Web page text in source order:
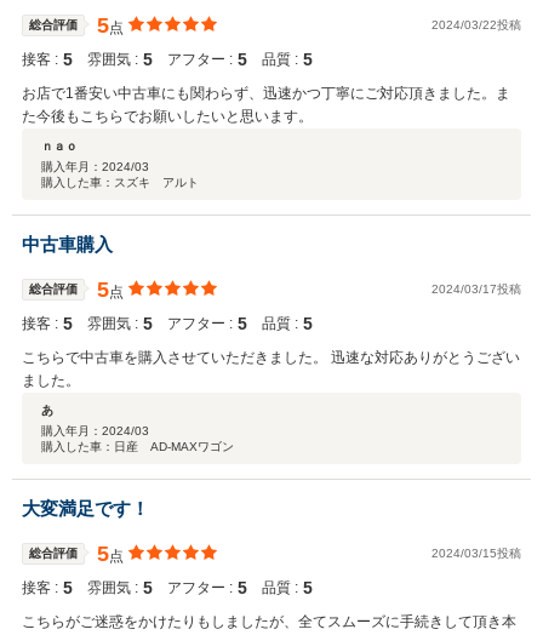
総合評価 5点 2024/03/22投稿
接客 : 5 雰囲気 : 5 アフター : 5 品質 : 5
お店で1番安い中古車にも関わらず、迅速かつ丁寧にご対応頂きました。ま
た今後もこちらでお願いしたいと思います。
ｎａｏ
購入年月： 2024/03
購入した車：スズキ アルト
中古車購入
総合評価 5点 2024/03/17投稿
接客 : 5 雰囲気 : 5 アフター : 5 品質 : 5
こちらで中古車を購入させていただきました。 迅速な対応ありがとうござい
ました。
あ
購入年月： 2024/03
購入した車：日産 AD-MAXワゴン
大変満足です！
総合評価 5点 2024/03/15投稿
接客 : 5 雰囲気 : 5 アフター : 5 品質 : 5
こちらがご迷惑をかけたりもしましたが、全てスムーズに手続きして頂き本